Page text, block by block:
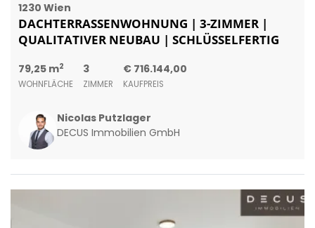
1230 Wien
DACHTERRASSENWOHNUNG | 3-ZIMMER |
QUALITATIVER NEUBAU | SCHLÜSSELFERTIG
79,25 m2
WOHNFLÄCHE
3
ZIMMER
€ 716.144,00
KAUFPREIS
Nicolas Putzlager
DECUS Immobilien GmbH